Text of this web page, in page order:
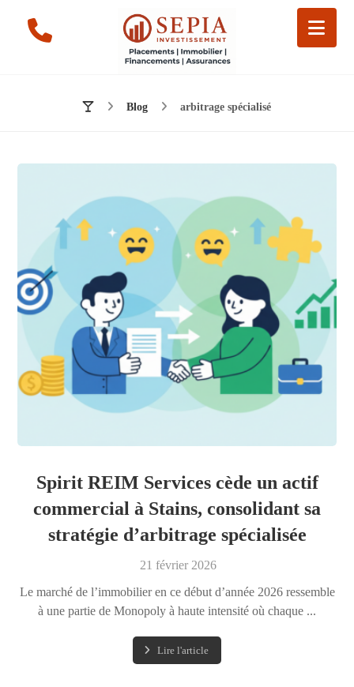
Blog arbitrage spécialisé
Spirit REIM Services cède un actif
commercial à Stains, consolidant sa
stratégie d’arbitrage spécialisée
21 février 2026
Le marché de l’immobilier en ce début d’année 2026 ressemble
à une partie de Monopoly à haute intensité où chaque ...
Lire l'article